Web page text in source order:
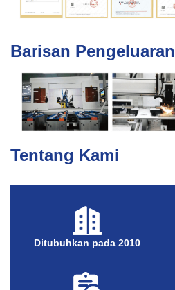
Barisan Pengeluaran
Tentang Kami
Ditubuhkan pada 2010